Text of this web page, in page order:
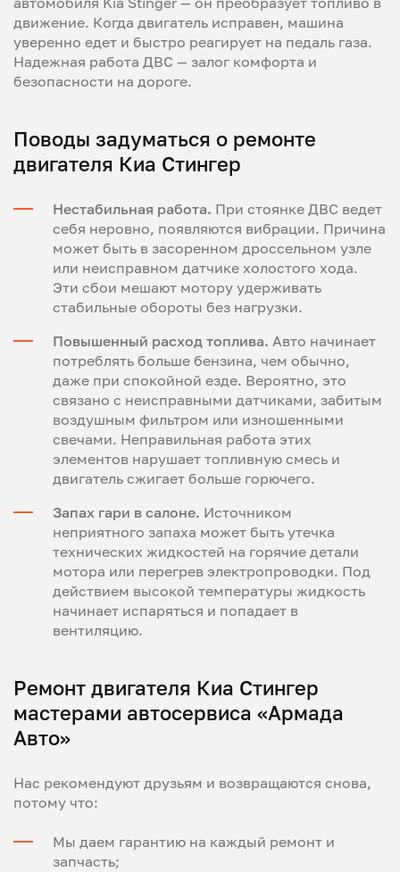
движение. Когда двигатель исправен, машина
уверенно едет и быстро реагирует на педаль газа.
Надежная работа ДВС — залог комфорта и
безопасности на дороге.
Поводы задуматься о ремонте
двигателя Киа Стингер
Нестабильная работа. При стоянке ДВС ведет
себя неровно, появляются вибрации. Причина
может быть в засоренном дроссельном узле
или неисправном датчике холостого хода.
Эти сбои мешают мотору удерживать
стабильные обороты без нагрузки.
Повышенный расход топлива. Авто начинает
потреблять больше бензина, чем обычно,
даже при спокойной езде. Вероятно, это
связано с неисправными датчиками, забитым
воздушным фильтром или изношенными
свечами. Неправильная работа этих
элементов нарушает топливную смесь и
двигатель сжигает больше горючего.
Запах гари в салоне. Источником
неприятного запаха может быть утечка
технических жидкостей на горячие детали
мотора или перегрев электропроводки. Под
действием высокой температуры жидкость
начинает испаряться и попадает в
вентиляцию.
Ремонт двигателя Киа Стингер
мастерами автосервиса «Армада
Авто»
Нас рекомендуют друзьям и возвращаются снова,
потому что:
Мы даем гарантию на каждый ремонт и
запчасть;